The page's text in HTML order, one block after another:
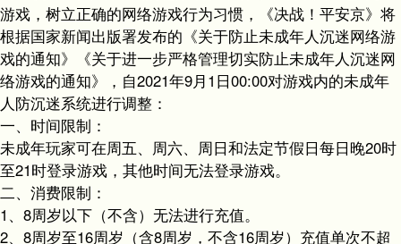
游戏，树立正确的网络游戏行为习惯，《决战！平安京》将
根据国家新闻出版署发布的《关于防止未成年人沉迷网络游
戏的通知》《关于进一步严格管理切实防止未成年人沉迷网
络游戏的通知》，自2021年9月1日00:00对游戏内的未成年
人防沉迷系统进行调整：
一、时间限制：
未成年玩家可在周五、周六、周日和法定节假日每日晚20时
至21时登录游戏，其他时间无法登录游戏。
二、消费限制：
1、8周岁以下（不含）无法进行充值。
2、8周岁至16周岁（含8周岁，不含16周岁）充值单次不超